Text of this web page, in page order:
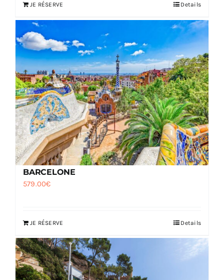
JE RÉSERVE Details
BARCELONE
579.00€
JE RÉSERVE Details